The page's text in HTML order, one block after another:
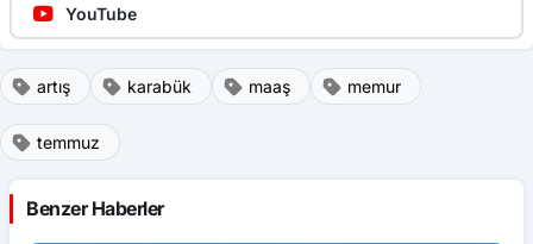
YouTube
artış karabük maaş memur
temmuz
Benzer Haberler